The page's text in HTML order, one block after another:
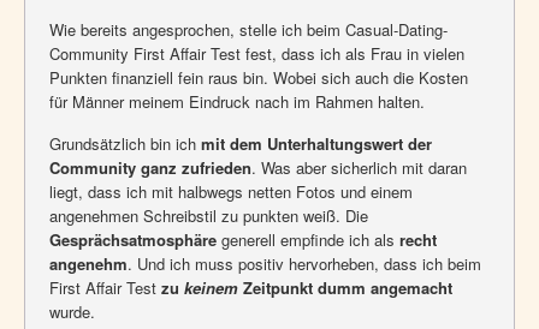
Wie bereits angesprochen, stelle ich beim Casual-Dating-
Community First Affair Test fest, dass ich als Frau in vielen
Punkten finanziell fein raus bin. Wobei sich auch die Kosten
für Männer meinem Eindruck nach im Rahmen halten.
Grundsätzlich bin ich mit dem Unterhaltungswert der
Community ganz zufrieden. Was aber sicherlich mit daran
liegt, dass ich mit halbwegs netten Fotos und einem
angenehmen Schreibstil zu punkten weiß. Die
Gesprächsatmosphäre generell empfinde ich als recht
angenehm. Und ich muss positiv hervorheben, dass ich beim
First Affair Test zu keinem Zeitpunkt dumm angemacht
wurde.